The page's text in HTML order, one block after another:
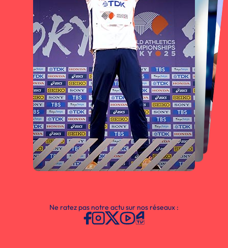
Ne ratez pas notre actu sur nos réseaux :